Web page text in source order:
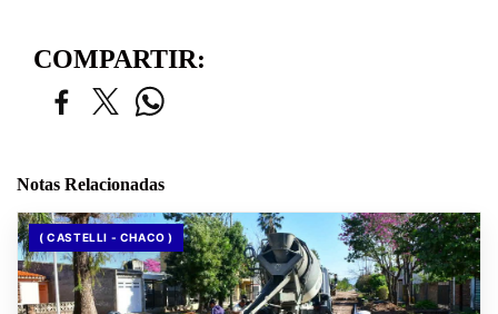
COMPARTIR:
Notas Relacionadas
( CASTELLI - CHACO )